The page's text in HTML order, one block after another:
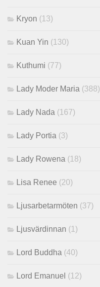
Kryon (13)
Kuan Yin (130)
Kuthumi (77)
Lady Moder Maria (388)
Lady Nada (167)
Lady Portia (3)
Lady Rowena (18)
Lisa Renee (20)
Ljusarbetarmöten (37)
Ljusvärdinnan (1)
Lord Buddha (40)
Lord Emanuel (12)